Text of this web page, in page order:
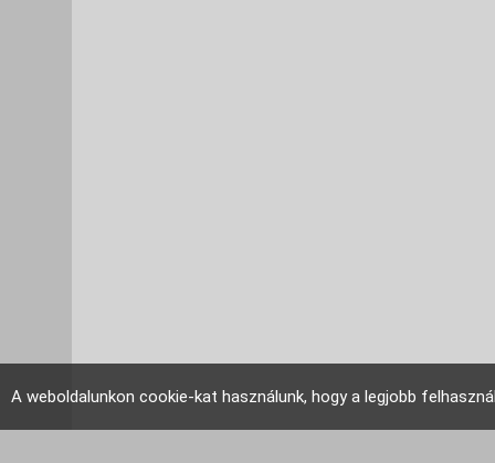
A weboldalunkon cookie-kat használunk, hogy a legjobb